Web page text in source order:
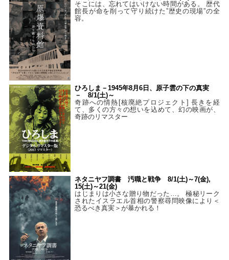
そこには、忘れてはいけない時間がある。 歴代
館長が命を削って守り続けた”歴史の現場”の全
容。
ひろしま－1945年8月6日、原子雲の下の真実
－ 8/1(土)～
奇跡への情熱[核廃絶プロジェクト] 長きを経
て、多くの方々の想いを込めて、幻の映画が、
奇跡のリマスター
ネタニヤフ調書 汚職と戦争 8/1(土)～7(金),
15(土)～21(金)
はじまりは小さな贈り物だった…。 極秘リーク
されたイスラエル首相の警察尋問映像により＜
恐るべき真実＞が暴かれる！